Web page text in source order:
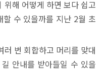
위해 어떻게 하면 보다 쉽고
수 있을까를 지난 2월 초
번 회합하고 머리를 맞대
안내를 받아들일 수 있을